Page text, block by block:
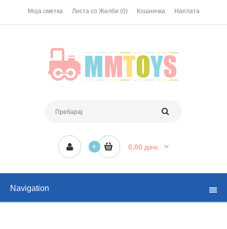
Моја сметка Листа со Желби (0) Кошничка Наплата
0 0,00 ден.
Navigation